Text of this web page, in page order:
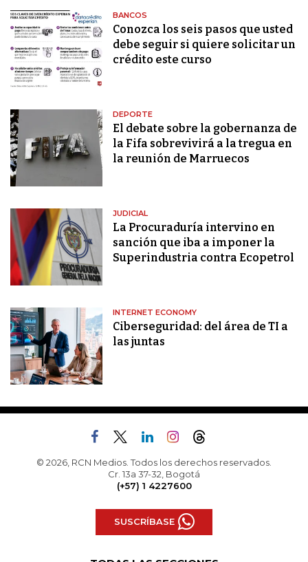
BANCOS
Conozca los seis pasos que usted
debe seguir si quiere solicitar un
crédito este curso
DEPORTE
El debate sobre la gobernanza de
la Fifa sobrevivirá a la tregua en
la reunión de Marruecos
JUDICIAL
La Procuraduría intervino en
sanción que iba a imponer la
Superindustria contra Ecopetrol
INTERNET ECONOMY
Ciberseguridad: del área de TI a
las juntas
© 2026, RCN Medios. Todos los derechos reservados.
Cr. 13a 37-32, Bogotá
(+57) 1 4227600
SUSCRÍBASE